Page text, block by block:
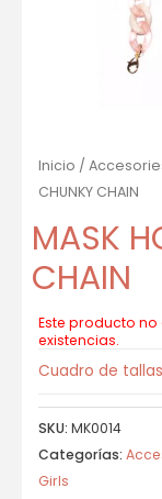
Inicio /
CHUNKY CHAIN
MASK
CHAIN
Este producto
existencias.
Cuadro de tallas
SKU: MK0014
Categorías:
Girls